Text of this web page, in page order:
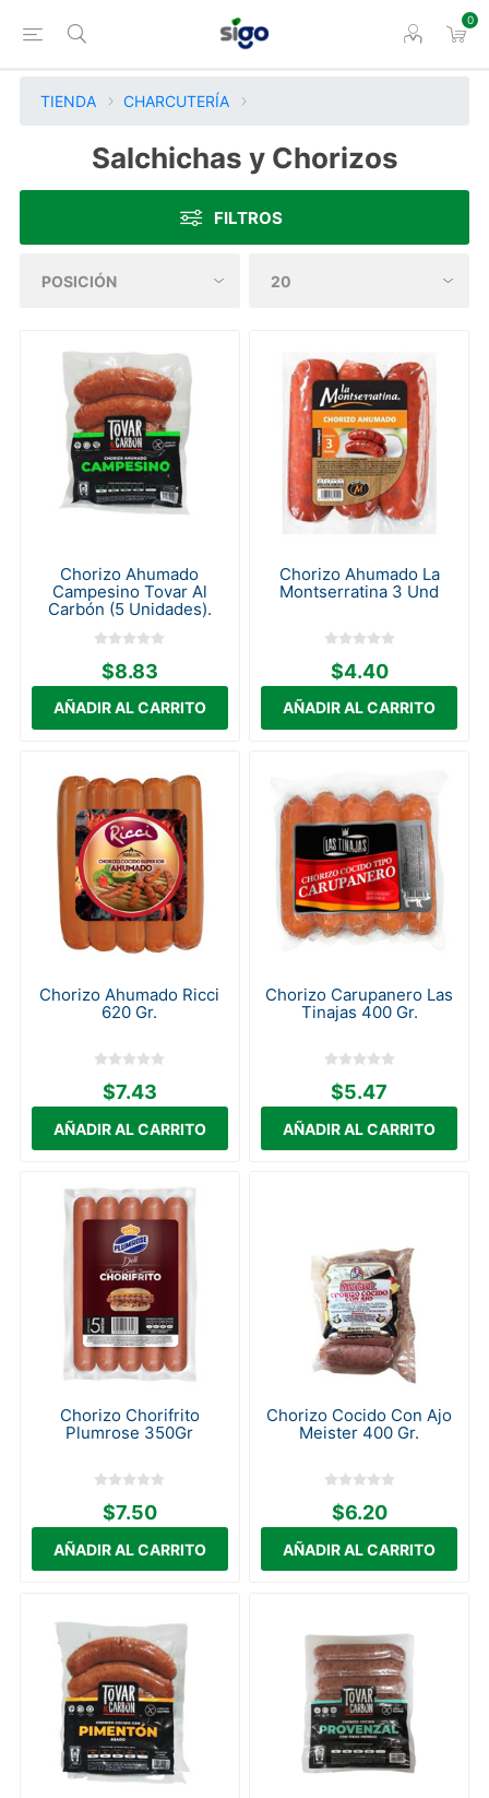
0
TIENDA CHARCUTERÍA
Salchichas y Chorizos
FILTROS
Chorizo Ahumado
Campesino Tovar Al
Carbón (5 Unidades).
$8.83
Chorizo Ahumado La
Montserratina 3 Und
$4.40
Chorizo Ahumado Ricci
620 Gr.
$7.43
Chorizo Carupanero Las
Tinajas 400 Gr.
$5.47
Chorizo Chorifrito
Plumrose 350Gr
$7.50
Chorizo Cocido Con Ajo
Meister 400 Gr.
$6.20